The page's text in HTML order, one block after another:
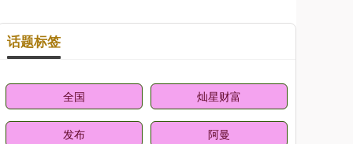
话题标签
全国 灿星财富
发布 阿曼